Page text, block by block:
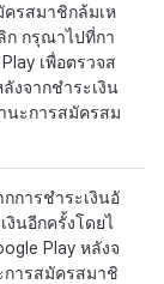
ครสมาชิกล้มเห
ก กรุณาไปที่กา
เพื่อตรวจส
งจากชำระเงิน
นะการสมัครสม
การชำระเงินอั
งินอีกครั้งโดยไ
Play หลังจ
ารสมัครสมาชิ